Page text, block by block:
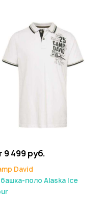
9 499 руб.
David
поло Alaska Ice